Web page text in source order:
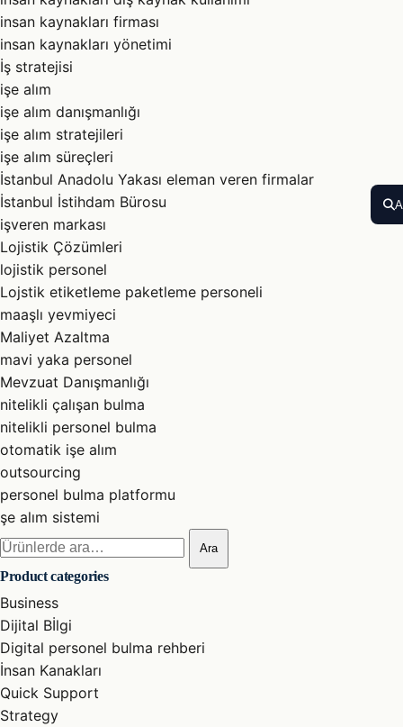
insan kaynakları firması
insan kaynakları yönetimi
İş stratejisi
işe alım
işe alım danışmanlığı
işe alım stratejileri
işe alım süreçleri
İstanbul Anadolu Yakası eleman veren firmalar
İstanbul İstihdam Bürosu
işveren markası
Lojistik Çözümleri
lojistik personel
Lojstik etiketleme paketleme personeli
maaşlı yevmiyeci
Maliyet Azaltma
mavi yaka personel
Mevzuat Danışmanlığı
nitelikli çalışan bulma
nitelikli personel bulma
otomatik işe alım
outsourcing
personel bulma platformu
şe alım sistemi
Ara:
Ara
Product categories
Business
Dijital Bİlgi
Digital personel bulma rehberi
İnsan Kanakları
Quick Support
Strategy